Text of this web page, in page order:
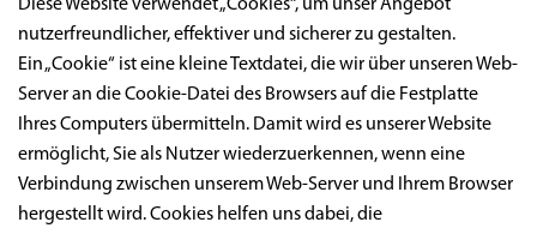
Diese Website verwendet „Cookies“, um unser Angebot
nutzerfreundlicher, effektiver und sicherer zu gestalten.
Ein „Cookie“ ist eine kleine Textdatei, die wir über unseren Web-
Server an die Cookie-Datei des Browsers auf die Festplatte
Ihres Computers übermitteln. Damit wird es unserer Website
ermöglicht, Sie als Nutzer wiederzuerkennen, wenn eine
Verbindung zwischen unserem Web-Server und Ihrem Browser
hergestellt wird. Cookies helfen uns dabei, die